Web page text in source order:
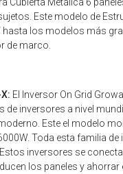
Este modelo de
hasta los modelos más
de marco.
El Inversor On Grid
inversores a nivel
Este el modelo
Toda esta familia
inversores se
los paneles y